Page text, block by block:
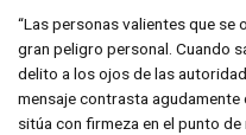
“Las personas valientes que se
gran peligro personal. Cuando
delito a los ojos de las
mensaje contrasta
sitúa con firmeza en el punto